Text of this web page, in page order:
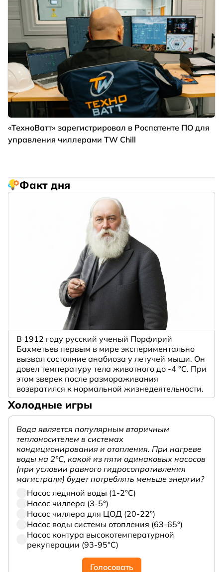
«ТехноВатт» зарегистрировал в Роспатенте ПО для
управления чиллерами TW Chill
Факт дня
В 1912 году русский ученый Порфирий
Бахметьев первым в мире экспериментально
вызвал состояние анабиоза у летучей мыши. Он
довел температуру тела животного до -4 °C. При
этом зверек после размораживания
возвратился к нормальной жизнедеятельности.
Холодные игры
Вода является популярным вторичным
теплоносителем в системах
кондиционирования и отопления. При нагреве
воды на 2°С, какой из пяти одинаковых насосов
(при условии равного гидросопротивления
магистрали) будет потреблять меньше энергии?
Насос ледяной воды (1-2°С)
Насос чиллера (3-5°)
Насос чиллера для ЦОД (20-22°)
Насос воды системы отопления (63-65°)
Насос контура высокотемпературной
рекуперации (93-95°С)
Голосовать